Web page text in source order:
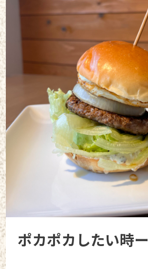
ポカポカしたい時ー